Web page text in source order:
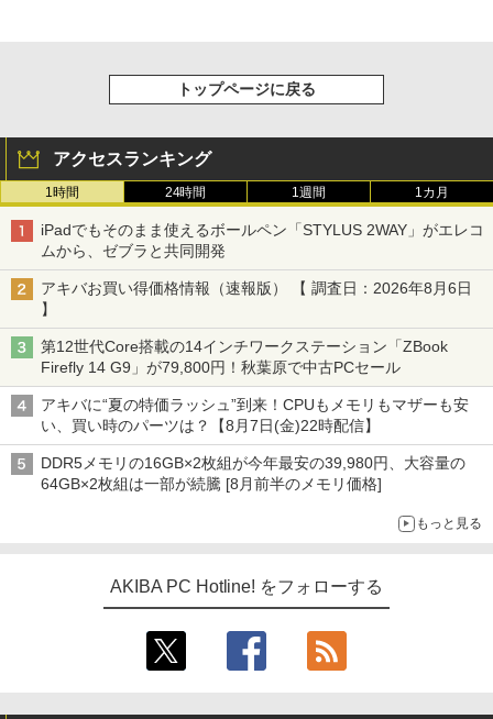
トップページに戻る
アクセスランキング
1時間 24時間 1週間 1カ月
iPadでもそのまま使えるボールペン「STYLUS 2WAY」がエレコ
ムから、ゼブラと共同開発
アキバお買い得価格情報（速報版） 【 調査日：2026年8月6日
】
第12世代Core搭載の14インチワークステーション「ZBook
Firefly 14 G9」が79,800円！秋葉原で中古PCセール
アキバに“夏の特価ラッシュ”到来！CPUもメモリもマザーも安
い、買い時のパーツは？【8月7日(金)22時配信】
DDR5メモリの16GB×2枚組が今年最安の39,980円、大容量の
64GB×2枚組は一部が続騰 [8月前半のメモリ価格]
もっと見る
AKIBA PC Hotline! をフォローする